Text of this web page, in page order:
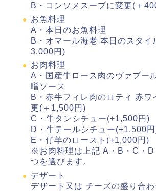
B・コンソメスープに変更(＋
お魚料理
A・本日のお魚料理
B・オマール海老 本日のスタイ
3,000円)
お肉料理
A・国産牛ロース肉のヴァプー
噌ソース
B・赤牛フィレ肉のロティ 赤ワ
更(＋1,500円)
C・牛タンシチュー(+1,500円)
D・牛テールシチュー(+1,500
E・仔羊のロースト(+1,000円)
※お肉料理は上記 A・B・C・D
つを選びます。
デザート
デザート又は チーズの盛り合わ